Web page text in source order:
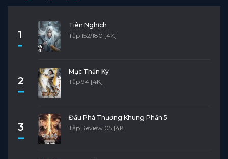
1
Tiên Nghịch
Tập 152/180 [4K]
2
Mục Thần Ký
Tập 94 [4K]
3
Đấu Phá Thương Khung Phần 5
Tập Review 05 [4K]